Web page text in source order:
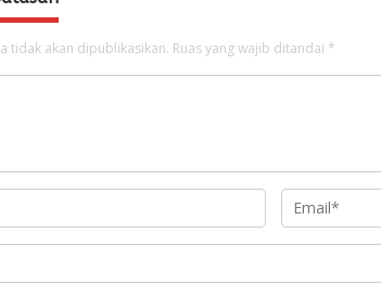
tidak akan dipublikasikan. Ruas yang wajib ditandai *